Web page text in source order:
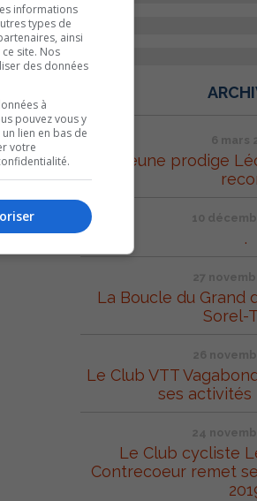
6 mars
Le jeune prodige
10
.
27
La Boucle du Grand
Sorel-
26
Le Club VTT
ses activités
24
Le Club cycliste
Contrecoeur remet
informations
types de
ainsi
site. Nos
des données
à
pouvez vous y
lien en bas de
votre